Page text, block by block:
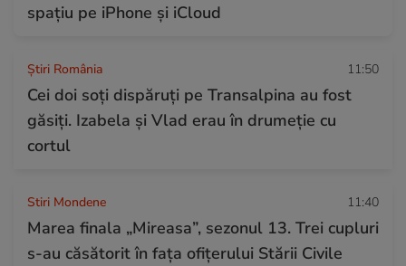
spațiu pe iPhone și iCloud
Știri România 11:50
Cei doi soți dispăruți pe Transalpina au fost
găsiți. Izabela și Vlad erau în drumeție cu
cortul
Stiri Mondene 11:40
Marea finala „Mireasa”, sezonul 13. Trei cupluri
s-au căsătorit în fața ofițerului Stării Civile